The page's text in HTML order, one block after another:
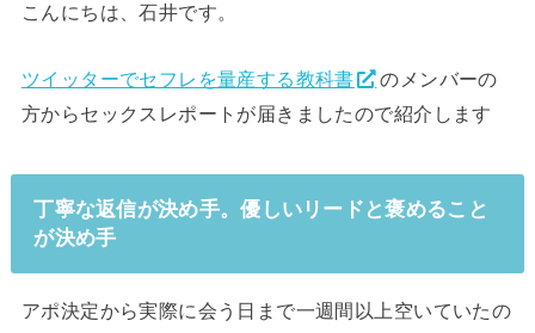
こんにちは、石井です。
ツイッターでセフレを量産する教科書
のメンバーの
方からセックスレポートが届きましたので紹介します
丁寧な返信が決め手。優しいリードと褒めること
が決め手
アポ決定から実際に会う日まで一週間以上空いていたの